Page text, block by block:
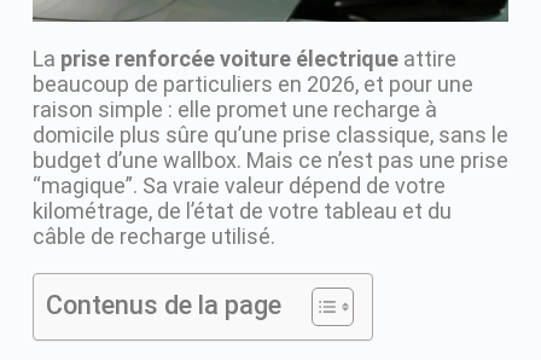
La prise renforcée voiture électriqueattire
beaucoup de particuliers en 2026, et pour une
raison simple : elle promet une recharge à
domicile plus sûre qu’une prise classique, sans le
budget d’une wallbox. Mais ce n’est pas une prise
“magique”. Sa vraie valeur dépend de votre
kilométrage, de l’état de votre tableau et du
câble de recharge utilisé.
Contenus de la page